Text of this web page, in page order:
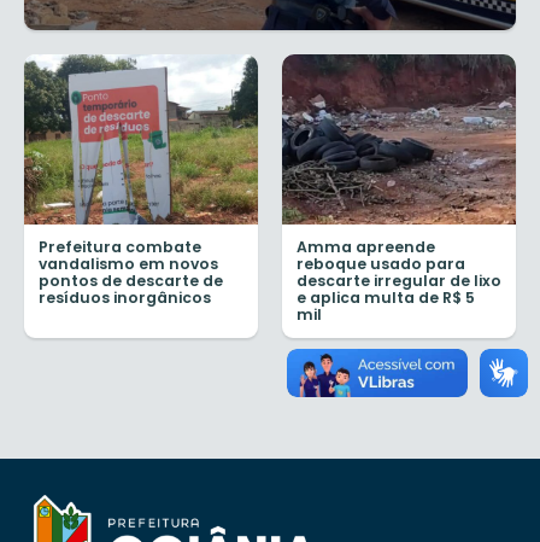
Prefeitura combate
vandalismo em novos
pontos de descarte de
resíduos inorgânicos
Amma apreende
reboque usado para
descarte irregular de lixo
e aplica multa de R$ 5
mil